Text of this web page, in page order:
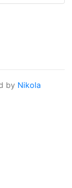
by Nikola